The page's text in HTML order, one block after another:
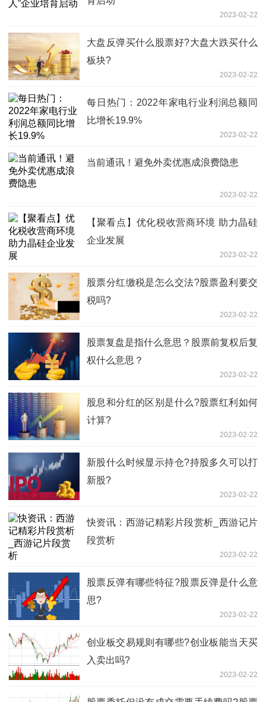
2023-02-22
大盘反弹买什么股票好?大盘大跌买什么
板块?
2023-02-22
每日热门：2022年家电行业利润总额同
比增长19.9%
2023-02-22
当前通讯！避免外卖优惠成浪费隐患
2023-02-22
【聚看点】优化税收营商环境 助力晶硅
企业发展
2023-02-22
股票分红缴税是怎么交法?股票盈利要交
税吗?
2023-02-22
股票复盘是指什么意思？股票前复权后复
权什么意思？
2023-02-22
股息和分红的区别是什么?股票红利如何
计算?
2023-02-22
新股什么时候显示持仓?持股多久可以打
新股?
2023-02-22
快资讯：西游记精彩片段赏析_西游记片
段赏析
2023-02-22
股票反弹有哪些特征?股票反弹是什么意
思?
2023-02-22
创业板交易规则有哪些?创业板能当天买
入卖出吗?
2023-02-22